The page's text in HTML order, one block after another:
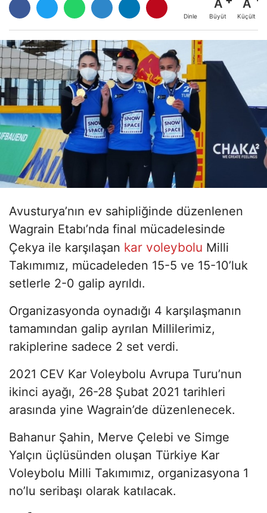
Dinle
A
Büyüt
A
Küçült
Avusturya’nın ev sahipliğinde düzenlenen
Wagrain Etabı’nda final mücadelesinde
Çekya ile karşılaşan kar voleybolu Milli
Takımımız, mücadeleden 15-5 ve 15-10’luk
setlerle 2-0 galip ayrıldı.
Organizasyonda oynadığı 4 karşılaşmanın
tamamından galip ayrılan Millilerimiz,
rakiplerine sadece 2 set verdi.
2021 CEV Kar Voleybolu Avrupa Turu’nun
ikinci ayağı, 26-28 Şubat 2021 tarihleri
arasında yine Wagrain’de düzenlenecek.
Bahanur Şahin, Merve Çelebi ve Simge
Yalçın üçlüsünden oluşan Türkiye Kar
Voleybolu Milli Takımımız, organizasyona 1
no’lu seribaşı olarak katılacak.